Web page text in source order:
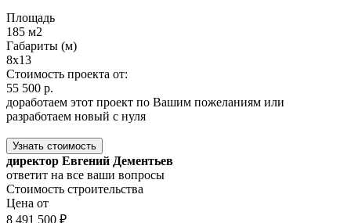
Площадь
185 м2
Габариты (м)
8x13
Стоимость проекта от:
55 500 р.
доработаем этот проект по Вашим пожеланиям или
разработаем новый с нуля
Узнать стоимость
директор Евгений Дементьев
ответит на все ваши вопросы
Стоимость строительства
Цена от
8 491 500 ₽